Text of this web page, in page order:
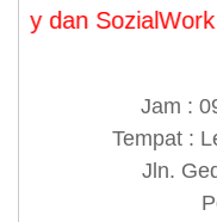
SozialWork
Jam :
Tempat :
Jln.